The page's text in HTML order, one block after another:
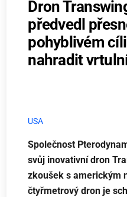
Dron
předvedl
pohyblivém
nahradit
USA
Společnost
svůj inovativní dron
zkoušek s americkým
čtyřmetrový dron je